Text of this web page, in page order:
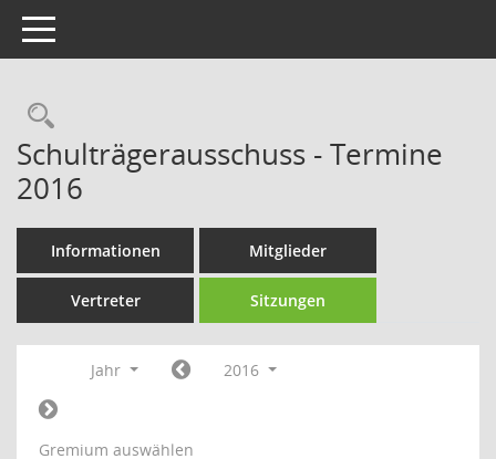
Toggle navigation
Rechercheauswahl
Schulträgerausschuss - Termine
2016
Informationen Mitglieder
Vertreter Sitzungen
Jahr 2016
Gremium auswählen